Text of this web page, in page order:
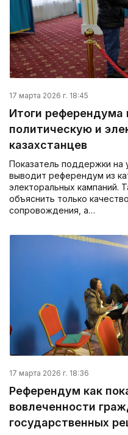
17 марта 2026 г. 18:45
Итоги референдума
политическую и
казахстанцев
Показатель поддержки на
выводит референдум из
электоральных кампаний.
объяснить только
сопровождения, а…
17 марта 2026 г. 18:36
Референдум как
вовлеченности
государственных